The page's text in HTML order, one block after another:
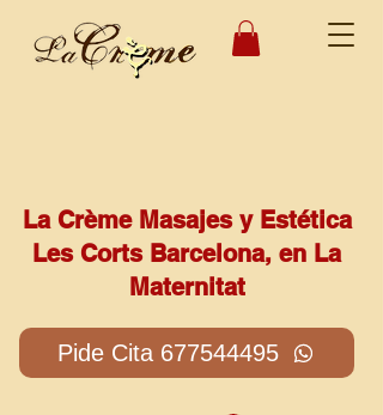
La Crème Masajes y Estética
Les Corts Barcelona, en La
Maternitat
Pide Cita 677544495